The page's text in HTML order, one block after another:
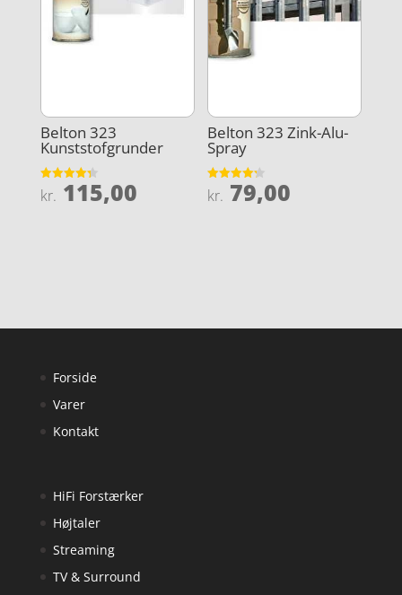
Belton 323
Kunststofgrunder
Vurderet
4.3
kr. 115,00
Belton 323 Zink-Alu-
Spray
Vurderet
4.2
kr. 79,00
Forside
Varer
Kontakt
HiFi Forstærker
Højtaler
Streaming
TV & Surround